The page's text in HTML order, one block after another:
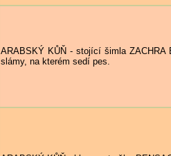
ARABSKÝ KŮŇ - stojící šimla ZACHRA
slámy, na kterém sedí pes.